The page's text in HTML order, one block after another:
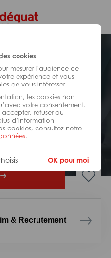
cookies
mesurer l'audience de
expérience et vous
de vous intéresser.
les cookies non
votre consentement.
refuser ou
d’information
cookies, consultez notre
.
OK pour moi
& Recrutement